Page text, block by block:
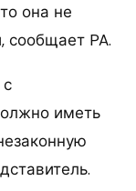
она не
сообщает PA.
иметь